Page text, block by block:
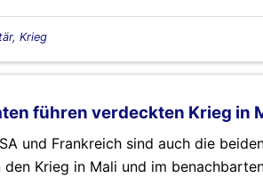
Krieg
führen verdeckten Krieg in
und Frankreich sind auch die
den Krieg in Mali und im